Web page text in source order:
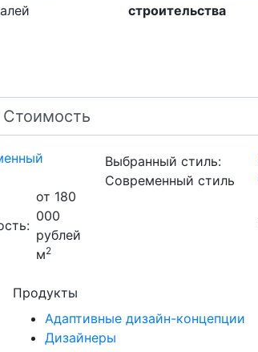
строительства
от 180
000
рублей
м2
Выбранный стиль:
Современный стиль
Продукты
Адаптивные дизайн-концепции
Дизайнеры